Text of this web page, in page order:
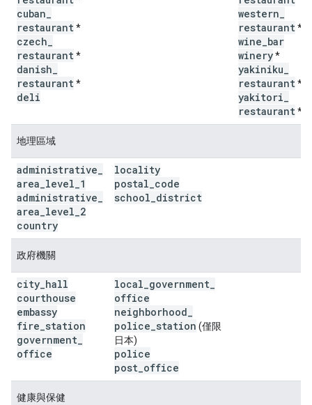
cuban
restaurant*
czech
restaurant*
danish
restaurant*
deli
western
restaurant*
wine bar
winery*
yakiniku
restaurant*
yakitori
restaurant*
地理區域
administrative
area level 1
administrative
area level 2
country
locality
postal code
school district
政府機關
city hall
courthouse
embassy
fire station
government
office
local government
office
neighborhood
police station (僅限
日本)
police
post office
健康與保健